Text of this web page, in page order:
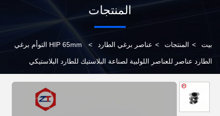
المنتجات
بيت > المنتجات > عناصر برغي الطارد > HIP 65mm التوأم برغي
الطارد عناصر للعناصر اللولبية لصناعة البلاستيك للطارد البلاستيكي